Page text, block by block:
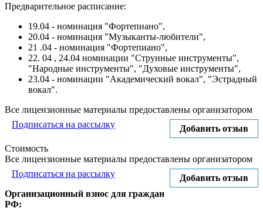
Предварительное расписание:
19.04 - номинация "Фортепиано",
20.04 - номинация "Музыканты-любители",
21 .04 - номинация "Фортепиано",
22. 04 , 24.04 номинации "Струнные инструменты",
"Народные инструменты", "Духовые инструменты",
23.04 - номинации "Академический вокал", "Эстрадный
вокал".
Все лицензионные материалы предоставлены организатором
Добавить отзыв
Подписаться на рассылку
Стоимость
Все лицензионные материалы предоставлены организатором
Добавить отзыв
Подписаться на рассылку
Организационный взнос для граждан
РФ: